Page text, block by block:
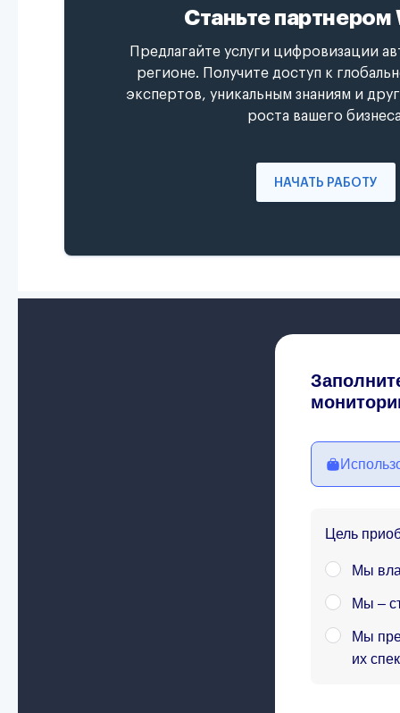
Станьте партнером
Предлагайте услуги цифровизации
регионе. Получите доступ к
экспертов, уникальным знаниям и
роста вашего
НАЧАТЬ РАБОТУ